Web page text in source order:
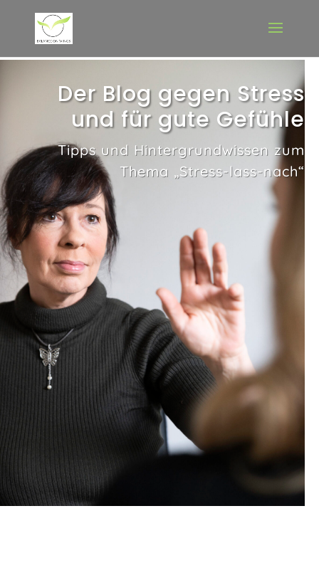
Der Blog gegen Stress
und für gute Gefühle
Tipps und Hintergrundwissen zum
Thema „Stress-lass-nach“